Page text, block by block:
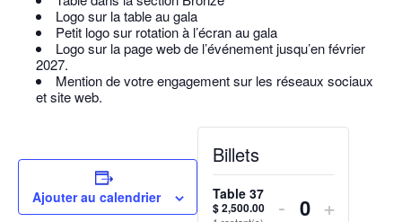
Logo sur la table au gala
Petit logo sur rotation à l’écran au gala
Logo sur la page web de l’événement jusqu’en février
2027.
Mention de votre engagement sur les réseaux sociaux
et site web.
Ajouter au calendrier
Billets
Table 37
$2,500.00
Diminuer
- +